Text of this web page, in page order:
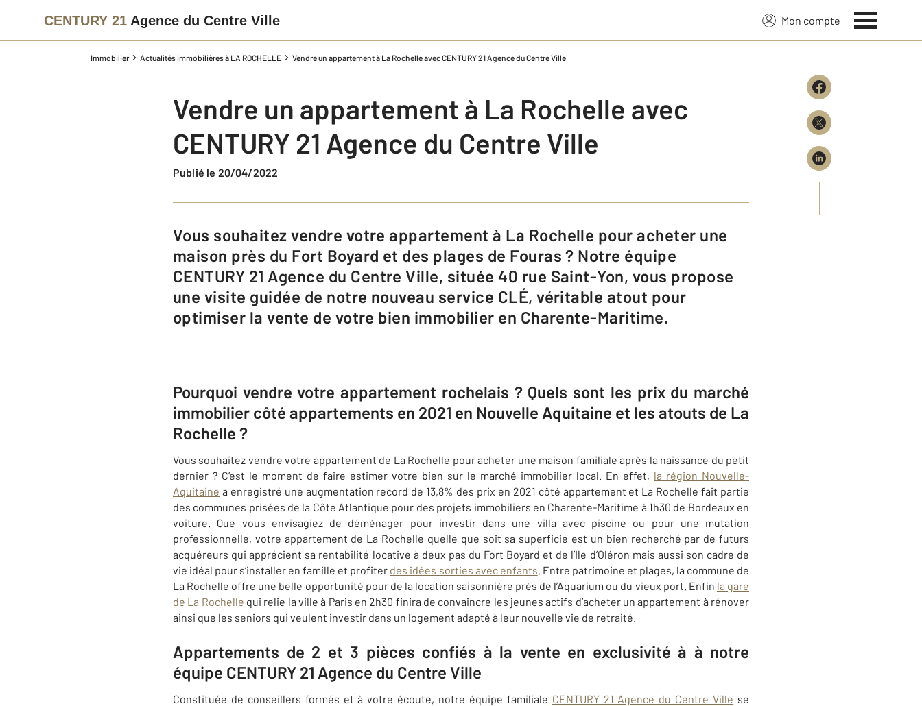
CENTURY 21 Agence du Centre Ville Mon compte
Immobilier Actualités immobilières à LA ROCHELLE Vendre un appartement à La Rochelle avec CENTURY 21 Agence du Centre Ville
Vendre un appartement à La Rochelle avec
CENTURY 21 Agence du Centre Ville
Publié le 20/04/2022
Vous souhaitez vendre votre appartement à La Rochelle pour acheter une
maison près du Fort Boyard et des plages de Fouras ? Notre équipe
CENTURY 21 Agence du Centre Ville, située 40 rue Saint-Yon, vous propose
une visite guidée de notre nouveau service CLÉ, véritable atout pour
optimiser la vente de votre bien immobilier en Charente-Maritime.
Pourquoi vendre votre appartement rochelais ? Quels sont les prix du marché
immobilier côté appartements en 2021 en Nouvelle Aquitaine et les atouts de La
Rochelle ?
Vous souhaitez vendre votre appartement de La Rochelle pour acheter une maison familiale après la naissance du petit
dernier ? C’est le moment de faire estimer votre bien sur le marché immobilier local. En effet, la région Nouvelle-
Aquitaine a enregistré une augmentation record de 13,8% des prix en 2021 côté appartement et La Rochelle fait partie
des communes prisées de la Côte Atlantique pour des projets immobiliers en Charente-Maritime à 1h30 de Bordeaux en
voiture. Que vous envisagiez de déménager pour investir dans une villa avec piscine ou pour une mutation
professionnelle, votre appartement de La Rochelle quelle que soit sa superficie est un bien recherché par de futurs
acquéreurs qui apprécient sa rentabilité locative à deux pas du Fort Boyard et de l’Ile d’Oléron mais aussi son cadre de
vie idéal pour s’installer en famille et profiter des idées sorties avec enfants. Entre patrimoine et plages, la commune de
La Rochelle offre une belle opportunité pour de la location saisonnière près de l’Aquarium ou du vieux port. Enfin la gare
de La Rochelle qui relie la ville à Paris en 2h30 finira de convaincre les jeunes actifs d’acheter un appartement à rénover
ainsi que les seniors qui veulent investir dans un logement adapté à leur nouvelle vie de retraité.
Appartements de 2 et 3 pièces confiés à la vente en exclusivité à à notre
équipe CENTURY 21 Agence du Centre Ville
Constituée de conseillers formés et à votre écoute, notre équipe familiale CENTURY 21 Agence du Centre Ville se